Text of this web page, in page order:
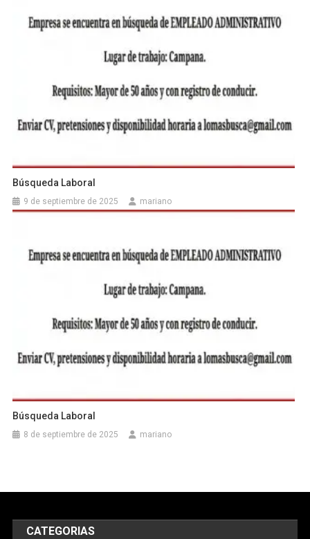
Búsqueda Laboral
9 de septiembre de 2025 mariano
Búsqueda Laboral
8 de septiembre de 2025 mariano
CATEGORIAS